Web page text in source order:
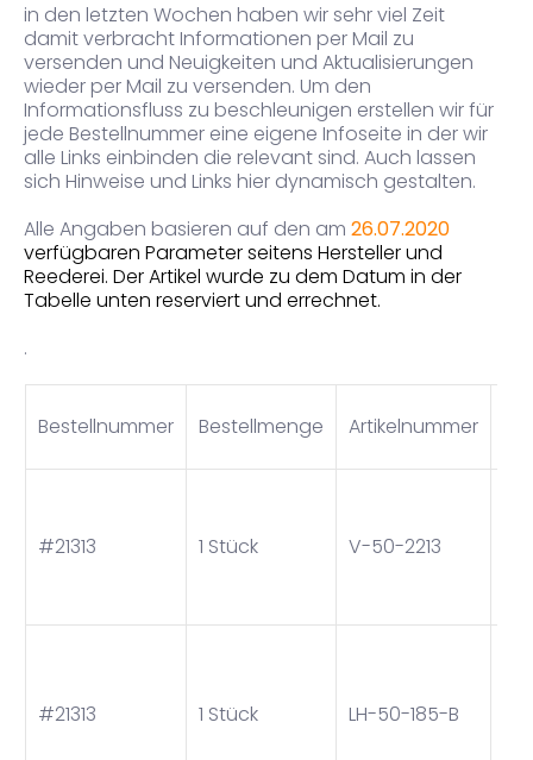
in den letzten Wochen haben wir sehr viel Zeit
damit verbracht Informationen per Mail zu
versenden und Neuigkeiten und Aktualisierungen
wieder per Mail zu versenden. Um den
Informationsfluss zu beschleunigen erstellen wir für
jede Bestellnummer eine eigene Infoseite in der wir
alle Links einbinden die relevant sind. Auch lassen
sich Hinweise und Links hier dynamisch gestalten.
Alle Angaben basieren auf den am 26.07.2020
verfügbaren Parameter seitens Hersteller und
Reederei. Der Artikel wurde zu dem Datum in der
Tabelle unten reserviert und errechnet.
.
Bestellnummer Bestellmenge Artikelnummer
#21313 1 Stück V-50-2213
#21313 1 Stück LH-50-185-B